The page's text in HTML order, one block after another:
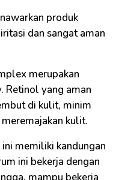
produk
dan sangat aman
merupakan
Retinol yang aman
di kulit, minim
kulit.
memiliki kandungan
ini bekerja dengan
mampu bekerja